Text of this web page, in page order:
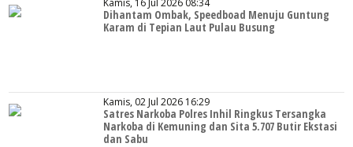
Kamis, 16 Jul 2026 08:34
Dihantam Ombak, Speedboad Menuju Guntung
Karam di Tepian Laut Pulau Busung
Kamis, 02 Jul 2026 16:29
Satres Narkoba Polres Inhil Ringkus Tersangka
Narkoba di Kemuning dan Sita 5.707 Butir Ekstasi
dan Sabu